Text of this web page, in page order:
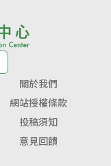
關於我們
網站授權條款
投稿須知
意見回饋